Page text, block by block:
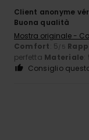
Client anonyme
Buona qualità
Mostra originale -
Comfort: 5 /5
perfetta Materiale:
Consiglio